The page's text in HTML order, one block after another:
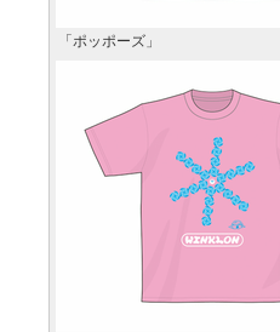
「ポッポーズ」